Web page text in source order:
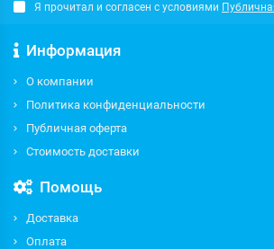
Я прочитал и согласен с условиями
Информация
О компании
Политика конфиденциальности
Публичная оферта
Стоимость доставки
Помощь
Доставка
Оплата